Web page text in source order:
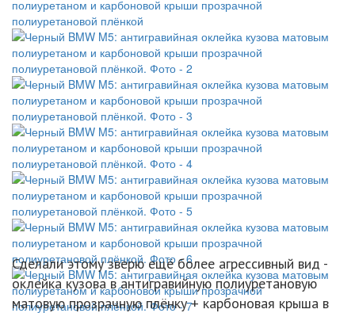
Сделали этому зверю ещё более агрессивный вид -
оклейка кузова в антигравийную полиуретановую
матовую прозрачную плёнку + карбоновая крыша в